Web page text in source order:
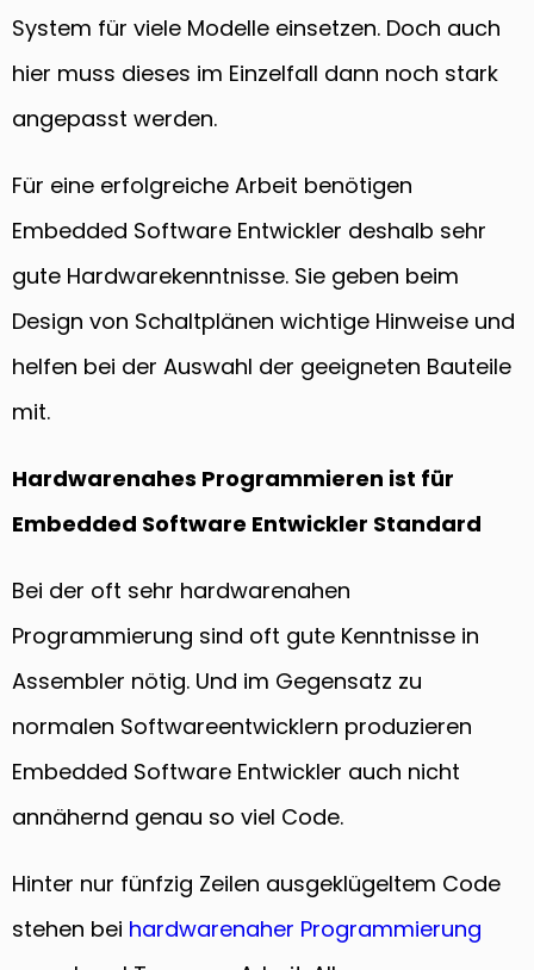
System für viele Modelle einsetzen. Doch auch
hier muss dieses im Einzelfall dann noch stark
angepasst werden.
Für eine erfolgreiche Arbeit benötigen
Embedded Software Entwickler deshalb sehr
gute Hardwarekenntnisse. Sie geben beim
Design von Schaltplänen wichtige Hinweise und
helfen bei der Auswahl der geeigneten Bauteile
mit.
Hardwarenahes Programmieren ist für
Embedded Software Entwickler Standard
Bei der oft sehr hardwarenahen
Programmierung sind oft gute Kenntnisse in
Assembler nötig. Und im Gegensatz zu
normalen Softwareentwicklern produzieren
Embedded Software Entwickler auch nicht
annähernd genau so viel Code.
Hinter nur fünfzig Zeilen ausgeklügeltem Code
stehen bei hardwarenaher Programmierung